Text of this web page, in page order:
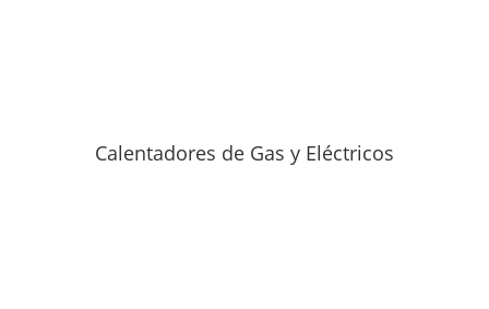
Calentadores de Gas y Eléctricos